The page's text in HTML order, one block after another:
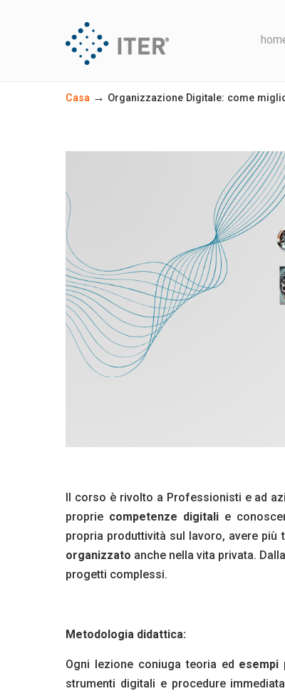
Casa → Organizzazione Digitale: come
Il corso è rivolto a Professionisti e ad
proprie competenze digitali e
propria produttività sul lavoro, avere più
organizzato anche nella vita privata.
progetti complessi.
Metodologia didattica:
Ogni lezione coniuga teoria ed esempi
strumenti digitali e procedure